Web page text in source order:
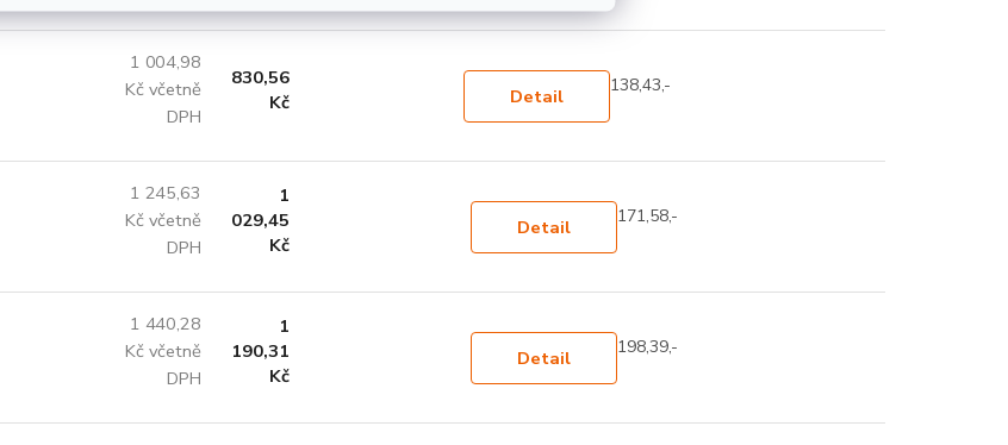
1 004,98
Kč včetně
DPH
830,56
Kč
Detail 138,43,-
1 245,63
Kč včetně
DPH
1
029,45
Kč
Detail 171,58,-
1 440,28
Kč včetně
DPH
1
190,31
Kč
Detail 198,39,-